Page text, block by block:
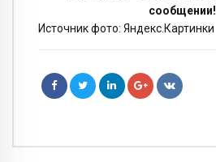
сообщении!
Источник фото: Яндекс.Картинки